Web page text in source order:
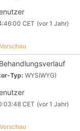
CET (vor 1 Jahr)
Vorschau
Typ: WYSIWYG)
CET (vor 1 Jahr)
Vorschau